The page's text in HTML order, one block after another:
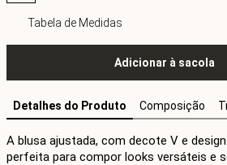
Tabela de Medidas
Adicionar à sacola
Detalhes do Produto Composição
A blusa ajustada, com decote V e
perfeita para compor looks versáteis e